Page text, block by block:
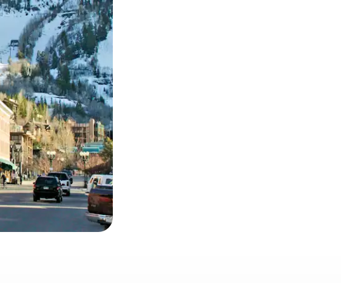
abajo, o bien tocando y deslizando la pantalla.